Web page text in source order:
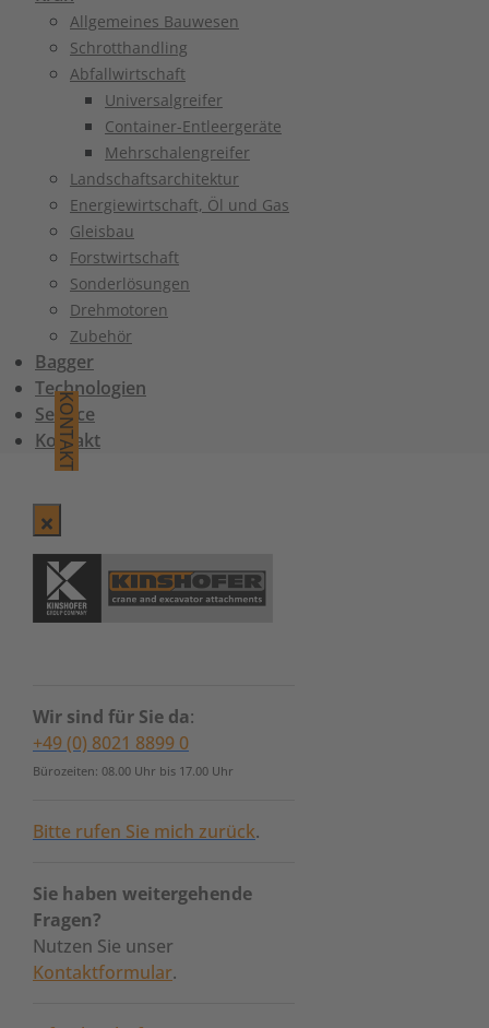
Allgemeines Bauwesen
Schrotthandling
Abfallwirtschaft
Universalgreifer
Container-Entleergeräte
Mehrschalengreifer
Landschaftsarchitektur
Energiewirtschaft, Öl und Gas
Gleisbau
Forstwirtschaft
Sonderlösungen
Drehmotoren
Zubehör
Bagger
Technologien
Service
Kontakt
KONTAKT
Wir sind für Sie da:
+49 (0) 8021 8899 0
Bürozeiten: 08.00 Uhr bis 17.00 Uhr
Bitte rufen Sie mich zurück.
Sie haben weitergehende
Fragen?
Nutzen Sie unser
Kontaktformular.